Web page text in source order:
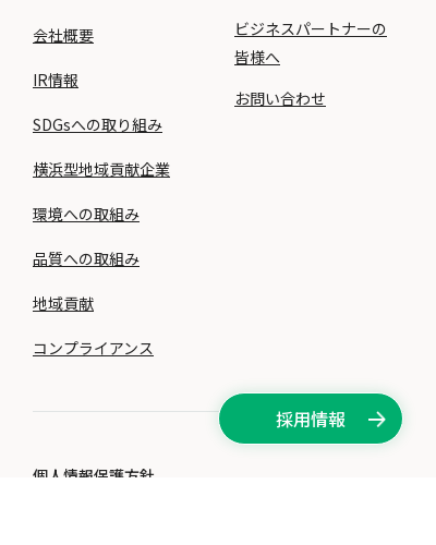
採用情報
会社概要
IR情報
SDGsへの取り組み
横浜型地域貢献企業
環境への取組み
品質への取組み
地域貢献
コンプライアンス
ビジネスパートナーの
皆様へ
お問い合わせ
個人情報保護方針